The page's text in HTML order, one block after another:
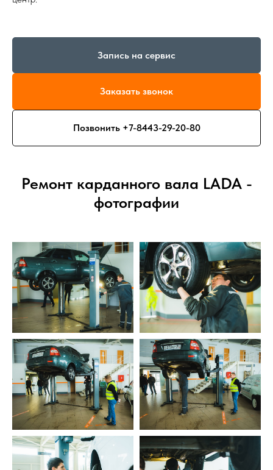
Запись на сервис
Заказать звонок
Позвонить +7-8443-29-20-80
Ремонт карданного вала LADA -
фотографии